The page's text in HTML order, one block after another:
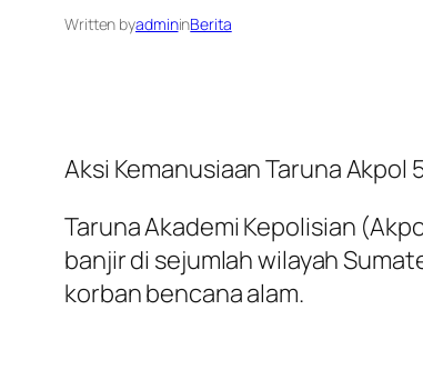
Written byadmininBerita
Aksi Kemanusiaan Taruna
Taruna Akademi Kepolisian
banjir di sejumlah wilayah
korban bencana alam.